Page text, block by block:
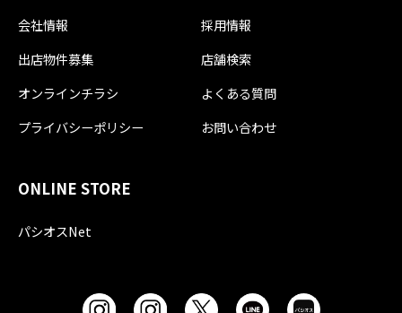
会社情報
採用情報
出店物件募集
店舗検索
オンラインチラシ
よくある質問
プライバシーポリシー
お問い合わせ
ONLINE STORE
パシオスNet